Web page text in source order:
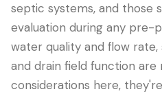
septic systems, and those
evaluation during any pre-
water quality and flow
and drain field function are
considerations here,